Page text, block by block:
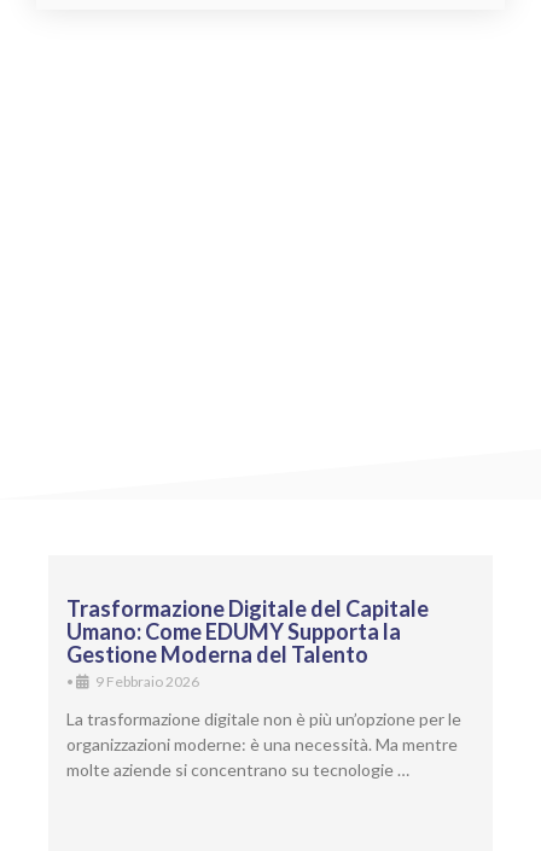
Trasformazione Digitale del Capitale
Umano: Come EDUMY Supporta la
Gestione Moderna del Talento
• 9 Febbraio 2026
La trasformazione digitale non è più un’opzione per le
organizzazioni moderne: è una necessità. Ma mentre
molte aziende si concentrano su tecnologie …